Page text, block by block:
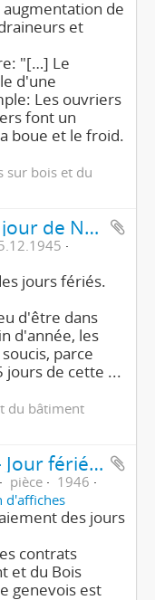
de
et
"[…] Le
d'une
Les ouvriers
font un
boue et le froid.
sur bois et du
Une injustice sociale - le jour de Noël!
jours fériés.
d'être dans
d'année, les
parce
jours de cette ...
du bâtiment
Jeûne genevois - Jour férié = jour de misère
pièce
1946
d'affiches
des jours
contrats
et du Bois
genevois est